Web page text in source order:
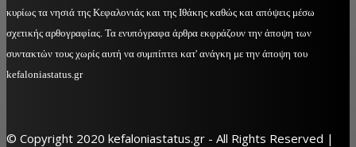
κυρίως τα νησιά της Κεφαλονιάς και της Ιθάκης καθώς και απόψεις μέσω
σχετικής αρθογραφίας. Τα ενυπόγραφα άρθρα εκφράζουν την άποψη των
συντακτών τους χωρίς αυτή να συμπίπτει κατ' ανάγκη με την άποψη του
kefaloniastatus.gr
© Copyright 2020 kefaloniastatus.gr - All Rights Reserved |